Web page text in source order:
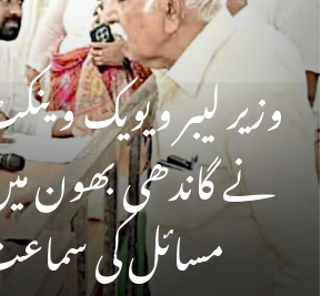
وزیر لیبر ویویک
نے گاندھی بھون
مسائل کی